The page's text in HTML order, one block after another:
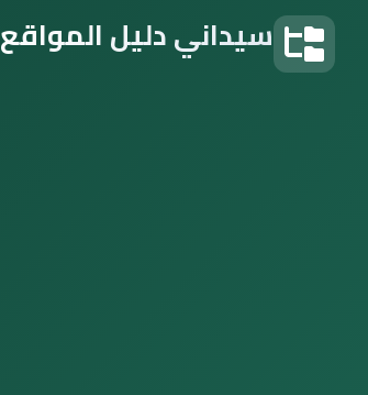
سيداني دليل المواقع